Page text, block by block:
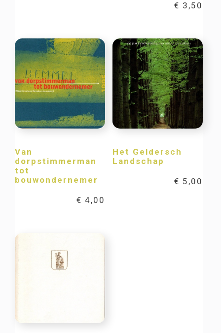
€ 3,50
Van
dorpstimmerman
tot
bouwondernemer
€ 4,00
Het Geldersch
Landschap
€ 5,00